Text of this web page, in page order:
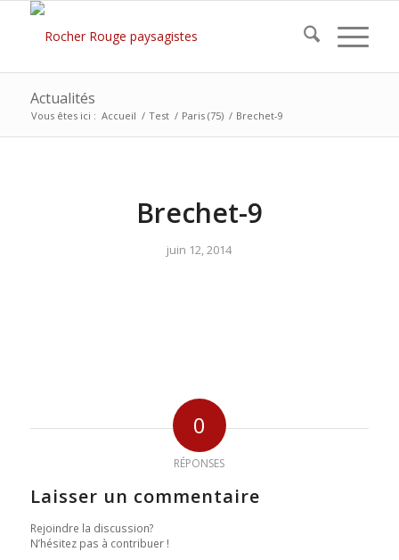
Actualités
Vous êtes ici : Accueil / Test / Paris (75) / Brechet-9
Brechet-9
juin 12, 2014
0
RÉPONSES
Laisser un commentaire
Rejoindre la discussion?
N’hésitez pas à contribuer !